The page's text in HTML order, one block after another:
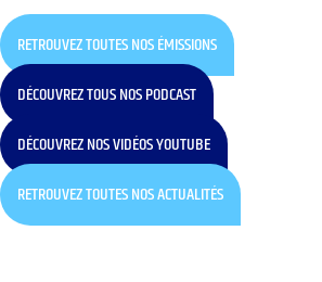
RETROUVEZ TOUTES NOS ÉMISSIONS
DÉCOUVREZ TOUS NOS PODCAST
DÉCOUVREZ NOS VIDÉOS YOUTUBE
RETROUVEZ TOUTES NOS ACTUALITÉS